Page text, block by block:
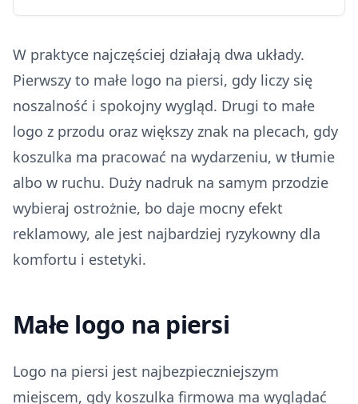
W praktyce najczęściej działają dwa układy.
Pierwszy to małe logo na piersi, gdy liczy się
noszalność i spokojny wygląd. Drugi to małe
logo z przodu oraz większy znak na plecach, gdy
koszulka ma pracować na wydarzeniu, w tłumie
albo w ruchu. Duży nadruk na samym przodzie
wybieraj ostrożnie, bo daje mocny efekt
reklamowy, ale jest najbardziej ryzykowny dla
komfortu i estetyki.
Małe logo na piersi
Logo na piersi jest najbezpieczniejszym
miejscem, gdy koszulka firmowa ma wyglądać